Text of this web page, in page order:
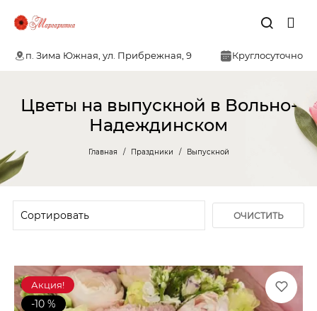
п. Зима Южная, ул. Прибрежная, 9 Круглосуточно
Цветы на выпускной в Вольно-
Надеждинском
Главная Праздники Выпускной
ОЧИСТИТЬ
Акция!
-10 %